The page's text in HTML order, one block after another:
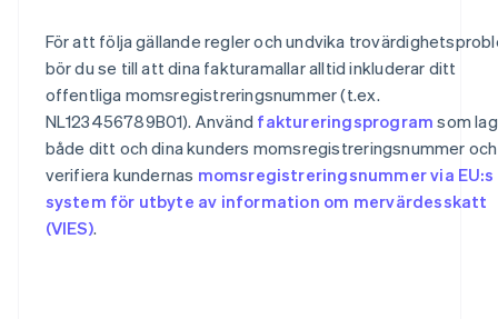
För att följa gällande regler och undvika
bör du se till att dina fakturamallar alltid inkluderar ditt
offentliga momsregistreringsnummer (t.ex.
NL123456789B01). Använd faktureringsprogram som
både ditt och dina kunders momsregistreringsnummer och
verifiera kundernas momsregistreringsnummer via EU:s
system för utbyte av information om mervärdesskatt
(VIES).